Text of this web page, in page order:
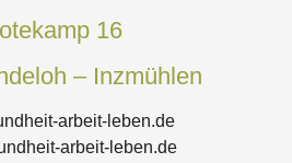
16
– Inzmühlen
arbeit-leben.de
arbeit-leben.de